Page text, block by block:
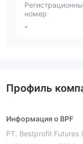
номер
-
Профиль
Информация о BPF
PT. Bestprofit Futures